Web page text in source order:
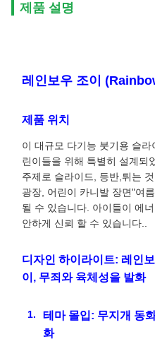
제품 설명
레인보우 조이
제품 위치
이 대규모 다기능 붓기용 슬
린이들을 위해 특별히 설계되
주제로 슬라이드, 등반,튀는
광장, 어린이 카니발 장면"여
될 수 있습니다. 아이들이 에
안하게 신뢰 할 수 있습니다..
디자인 하이라이트: 레인
이, 무죄와 육체성을 발화
테마 몰입: 무지개 동
화